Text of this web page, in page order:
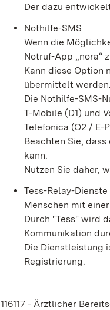
Der dazu
Nothilfe-SMS
Wenn die
Notruf-App „nora“
Kann diese Option
übermittelt werden.
Die Nothilfe-SMS-
T-Mobile (D1) und
Telefonica (O2 / E-
Beachten Sie,
kann.
Nutzen Sie daher,
Tess-Relay-Dienste
Menschen mit
Durch "Tess" wird
Kommunikation
Die Dienstleistung
Registrierung.
116117 - Ärztlicher